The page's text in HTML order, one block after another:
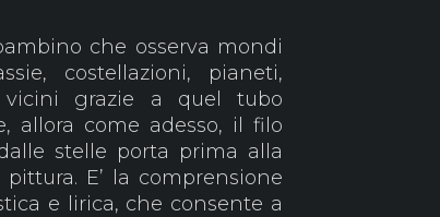
che osserva mondi
costellazioni, pianeti,
grazie a quel tubo
allora come adesso, il filo
stelle porta prima alla
E’ la comprensione
e lirica, che consente a